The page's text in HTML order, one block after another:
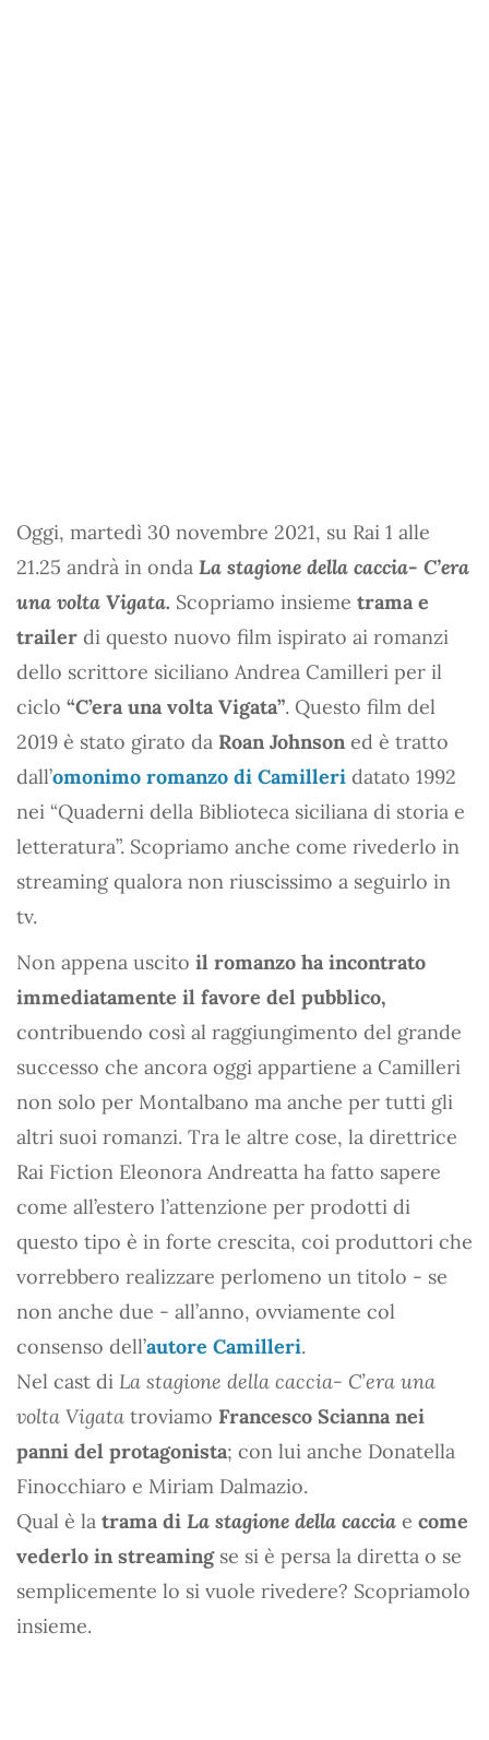
Oggi, martedì 30 novembre 2021, su Rai 1 alle
21.25 andrà in onda La stagione della caccia- C’era
una volta Vigata. Scopriamo insieme trama e
trailer di questo nuovo film ispirato ai romanzi
dello scrittore siciliano Andrea Camilleri per il
ciclo “C’era una volta Vigata”. Questo film del
2019 è stato girato da Roan Johnson ed è tratto
dall’omonimo romanzo di Camilleri datato 1992
nei “Quaderni della Biblioteca siciliana di storia e
letteratura”. Scopriamo anche come rivederlo in
streaming qualora non riuscissimo a seguirlo in
tv.
Non appena uscito il romanzo ha incontrato
immediatamente il favore del pubblico,
contribuendo così al raggiungimento del grande
successo che ancora oggi appartiene a Camilleri
non solo per Montalbano ma anche per tutti gli
altri suoi romanzi. Tra le altre cose, la direttrice
Rai Fiction Eleonora Andreatta ha fatto sapere
come all’estero l’attenzione per prodotti di
questo tipo è in forte crescita, coi produttori che
vorrebbero realizzare perlomeno un titolo - se
non anche due - all’anno, ovviamente col
consenso dell’autore Camilleri.
Nel cast di La stagione della caccia- C’era una
volta Vigata troviamo Francesco Scianna nei
panni del protagonista; con lui anche Donatella
Finocchiaro e Miriam Dalmazio.
Qual è la trama di La stagione della caccia e come
vederlo in streamingse si è persa la diretta o se
semplicemente lo si vuole rivedere? Scopriamolo
insieme.